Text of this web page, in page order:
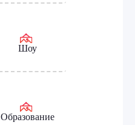
Шоу
Образование